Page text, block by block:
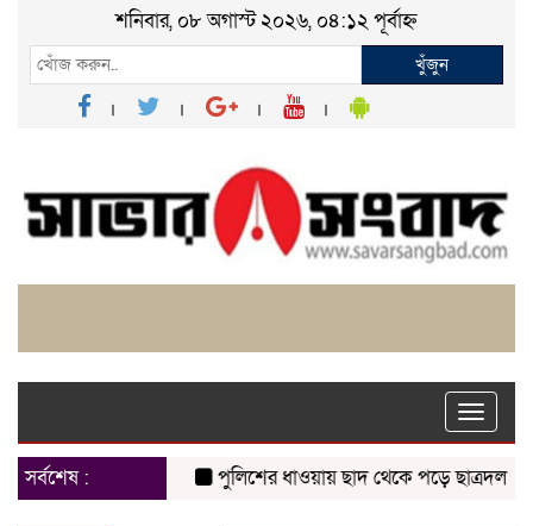
শনিবার, ০৮ অগাস্ট ২০২৬, ০৪:১২ পূর্বাহ্ন
খুঁজুন
Toggle
সর্বশেষ :
পুলিশের ধাওয়ায় ছাদ থেকে পড়ে ছাত্রদল নেতা